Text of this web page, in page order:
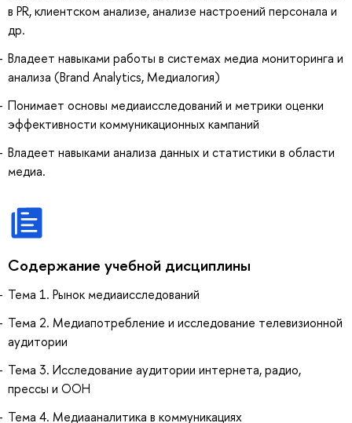
в PR, клиентском анализе, анализе настроений персонала и
др.
Владеет навыками работы в системах медиа мониторинга и
анализа (Brand Analytics, Медиалогия)
Понимает основы медиаисследований и метрики оценки
эффективности коммуникационных кампаний
Владеет навыками анализа данных и статистики в области
медиа.
Содержание учебной дисциплины
Тема 1. Рынок медиаисследований
Тема 2. Медиапотребление и исследование телевизионной
аудитории
Тема 3. Исследование аудитории интернета, радио,
прессы и OOH
Тема 4. Медиааналитика в коммуникациях